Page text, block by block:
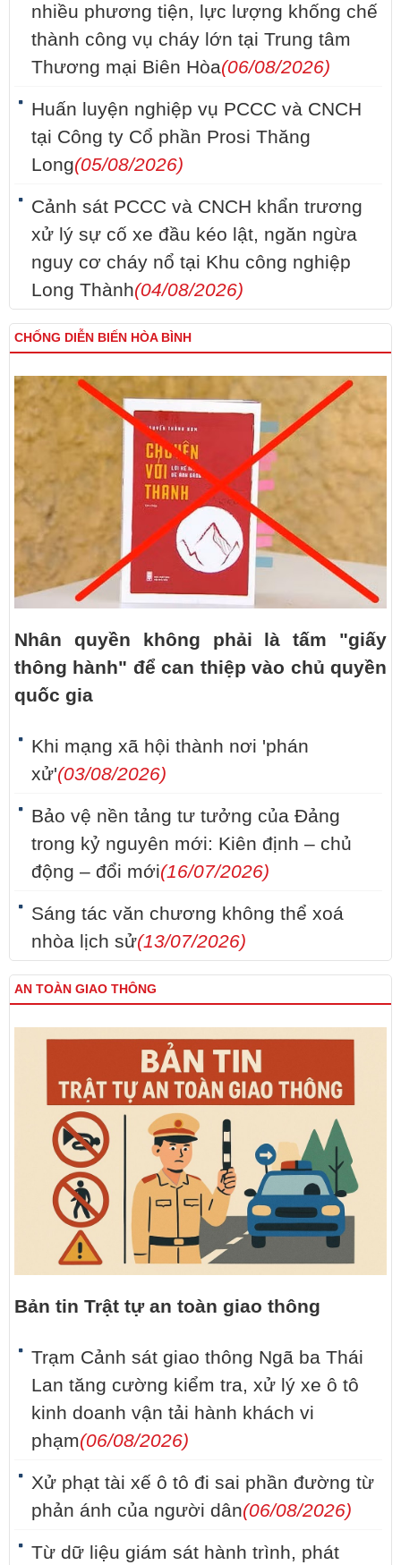
nhiều phương tiện, lực lượng khống chế
thành công vụ cháy lớn tại Trung tâm
Thương mại Biên Hòa(06/08/2026)
Huấn luyện nghiệp vụ PCCC và CNCH
tại Công ty Cổ phần Prosi Thăng
Long(05/08/2026)
Cảnh sát PCCC và CNCH khẩn trương
xử lý sự cố xe đầu kéo lật, ngăn ngừa
nguy cơ cháy nổ tại Khu công nghiệp
Long Thành(04/08/2026)
CHỐNG DIỄN BIẾN HÒA BÌNH
Nhân quyền không phải là tấm "giấy
thông hành" để can thiệp vào chủ quyền
quốc gia
Khi mạng xã hội thành nơi 'phán
xử'(03/08/2026)
Bảo vệ nền tảng tư tưởng của Đảng
trong kỷ nguyên mới: Kiên định – chủ
động – đổi mới(16/07/2026)
Sáng tác văn chương không thể xoá
nhòa lịch sử(13/07/2026)
AN TOÀN GIAO THÔNG
Bản tin Trật tự an toàn giao thông
Trạm Cảnh sát giao thông Ngã ba Thái
Lan tăng cường kiểm tra, xử lý xe ô tô
kinh doanh vận tải hành khách vi
phạm(06/08/2026)
Xử phạt tài xế ô tô đi sai phần đường từ
phản ánh của người dân(06/08/2026)
Từ dữ liệu giám sát hành trình, phát